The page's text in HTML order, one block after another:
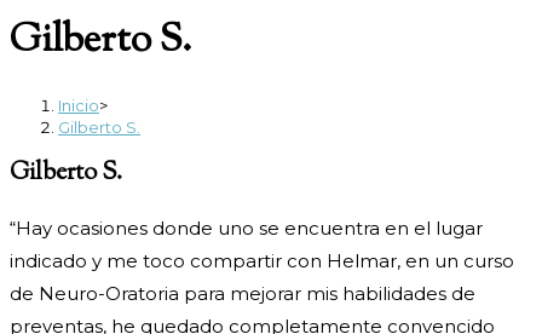
web
Gilberto S.
Inicio>
Gilberto S.
Gilberto S.
“Hay ocasiones donde uno se encuentra en el lugar
indicado y me toco compartir con Helmar, en un curso
de Neuro-Oratoria para mejorar mis habilidades de
preventas, he quedado completamente convencido